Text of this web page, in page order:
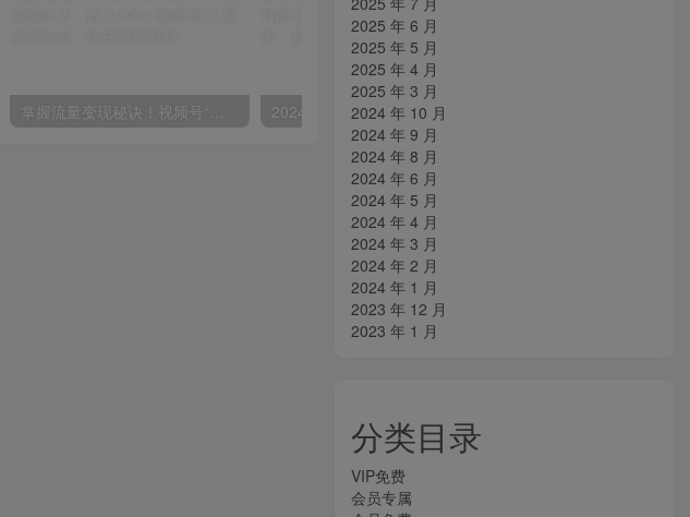
掌握流量变现秘诀！视频号“今日话题”赛道，详解保姆式教学一体化实操玩法，日入300+
2025 年 6 月
2025 年 5 月
2025 年 4 月
2025 年 3 月
2024 年 10 月
2024 年 9 月
2024 年 8 月
2024 年 6 月
2024 年 5 月
2024 年 4 月
2024 年 3 月
2024 年 2 月
2024 年 1 月
2023 年 12 月
2023 年 1 月
分类目录
VIP免费
会员专属